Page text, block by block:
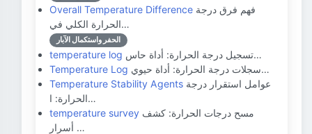
Overall Temperature Difference
الحرارة الكلي في…
الحفر واستكمال الآبار
temperature log
تسجيل درجة الحرارة: أداة حاس…
Temperature Log
سجلات درجة الحرارة: أداة حيوي…
Temperature Stability Agents
الحرارة: ا…
temperature survey
أسرار …